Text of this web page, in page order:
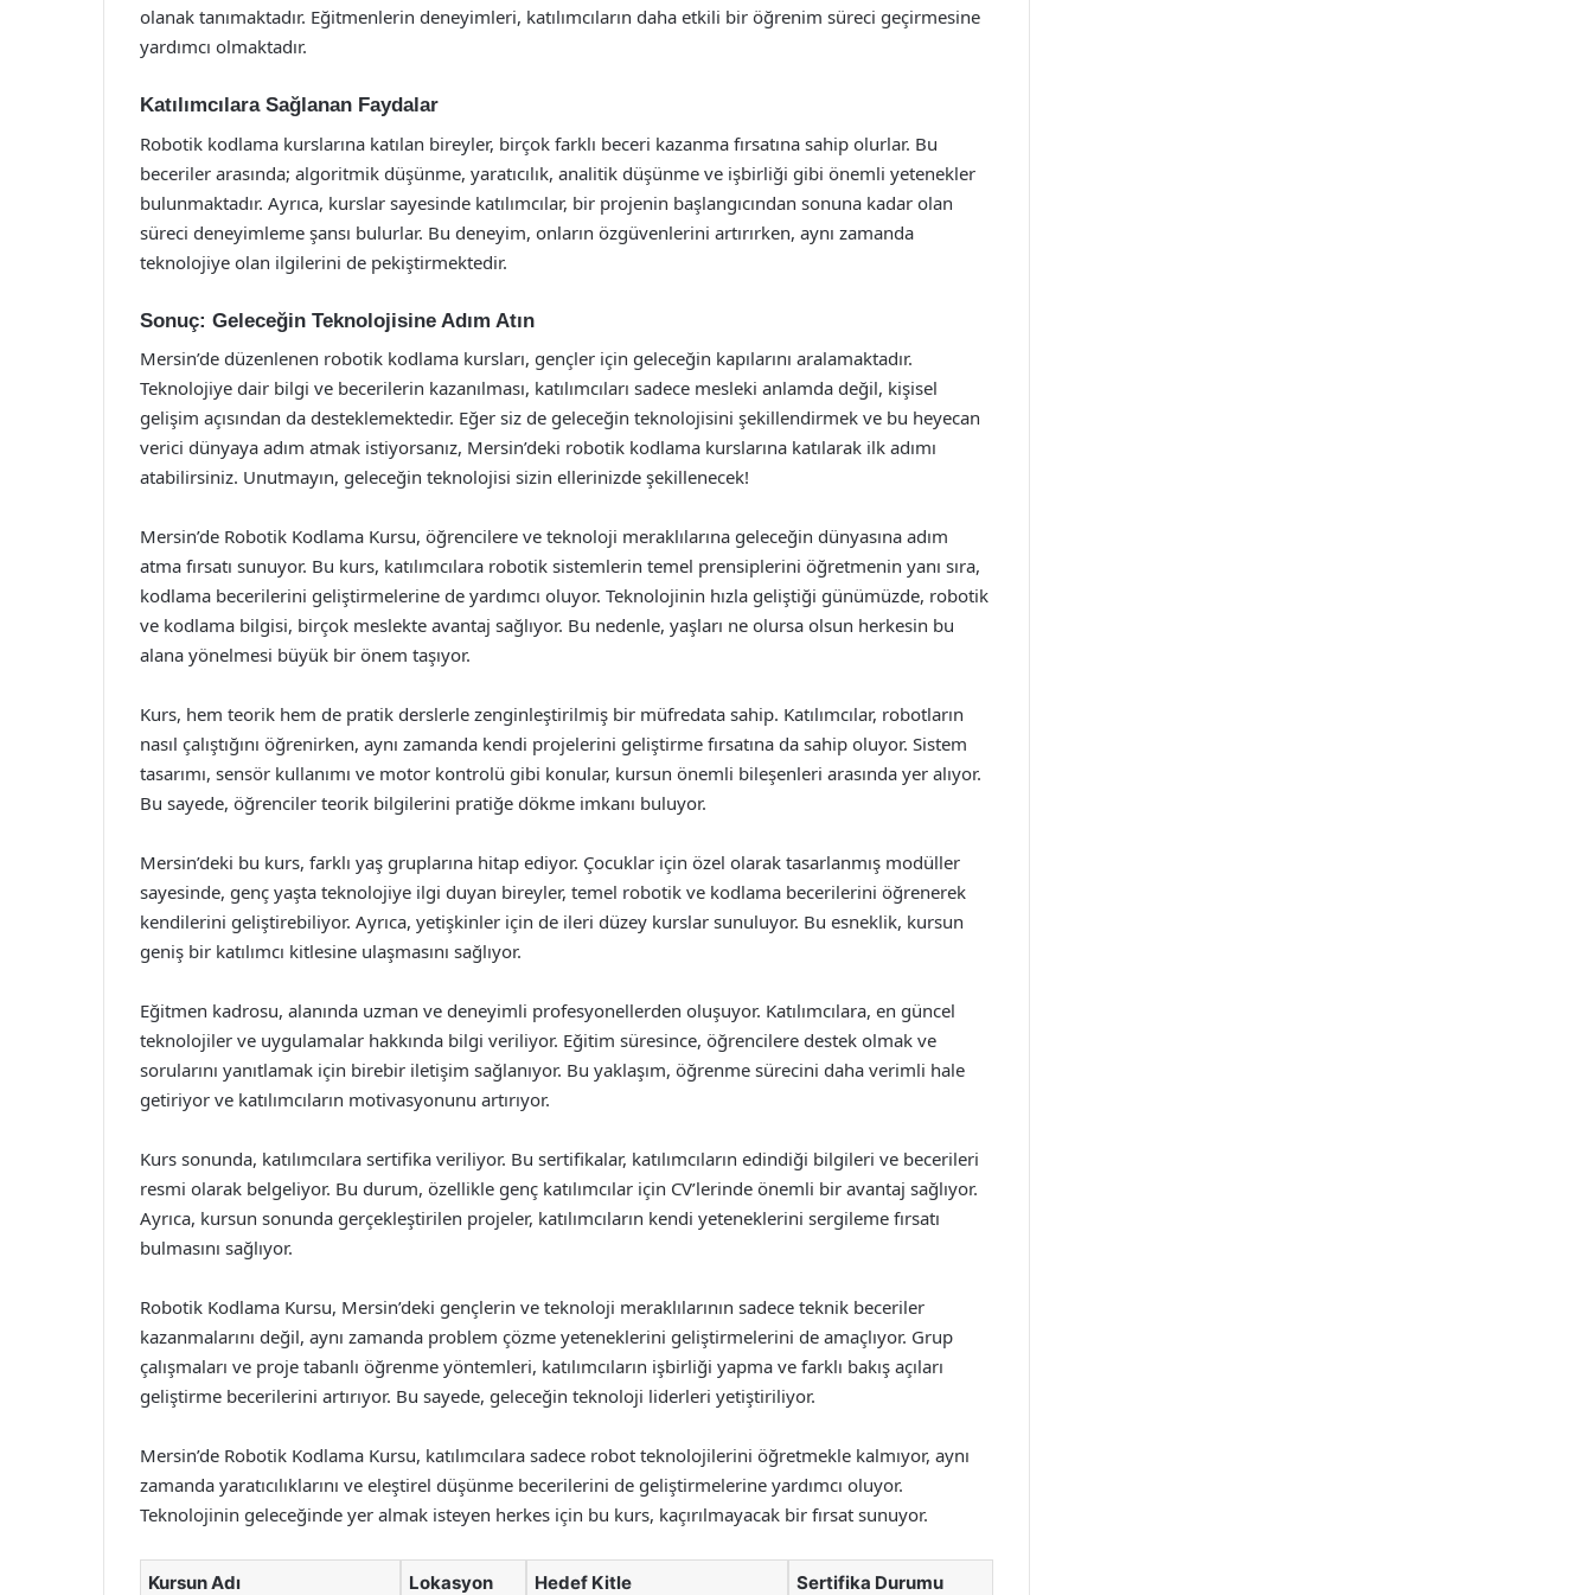
olanak tanımaktadır. Eğitmenlerin deneyimleri, katılımcıların daha etkili bir öğrenim süreci geçirmesine
yardımcı olmaktadır.
Katılımcılara Sağlanan Faydalar
Robotik kodlama kurslarına katılan bireyler, birçok farklı beceri kazanma fırsatına sahip olurlar. Bu
beceriler arasında; algoritmik düşünme, yaratıcılık, analitik düşünme ve işbirliği gibi önemli yetenekler
bulunmaktadır. Ayrıca, kurslar sayesinde katılımcılar, bir projenin başlangıcından sonuna kadar olan
süreci deneyimleme şansı bulurlar. Bu deneyim, onların özgüvenlerini artırırken, aynı zamanda
teknolojiye olan ilgilerini de pekiştirmektedir.
Sonuç: Geleceğin Teknolojisine Adım Atın
Mersin’de düzenlenen robotik kodlama kursları, gençler için geleceğin kapılarını aralamaktadır.
Teknolojiye dair bilgi ve becerilerin kazanılması, katılımcıları sadece mesleki anlamda değil, kişisel
gelişim açısından da desteklemektedir. Eğer siz de geleceğin teknolojisini şekillendirmek ve bu heyecan
verici dünyaya adım atmak istiyorsanız, Mersin’deki robotik kodlama kurslarına katılarak ilk adımı
atabilirsiniz. Unutmayın, geleceğin teknolojisi sizin ellerinizde şekillenecek!
Mersin’de Robotik Kodlama Kursu, öğrencilere ve teknoloji meraklılarına geleceğin dünyasına adım
atma fırsatı sunuyor. Bu kurs, katılımcılara robotik sistemlerin temel prensiplerini öğretmenin yanı sıra,
kodlama becerilerini geliştirmelerine de yardımcı oluyor. Teknolojinin hızla geliştiği günümüzde, robotik
ve kodlama bilgisi, birçok meslekte avantaj sağlıyor. Bu nedenle, yaşları ne olursa olsun herkesin bu
alana yönelmesi büyük bir önem taşıyor.
Kurs, hem teorik hem de pratik derslerle zenginleştirilmiş bir müfredata sahip. Katılımcılar, robotların
nasıl çalıştığını öğrenirken, aynı zamanda kendi projelerini geliştirme fırsatına da sahip oluyor. Sistem
tasarımı, sensör kullanımı ve motor kontrolü gibi konular, kursun önemli bileşenleri arasında yer alıyor.
Bu sayede, öğrenciler teorik bilgilerini pratiğe dökme imkanı buluyor.
Mersin’deki bu kurs, farklı yaş gruplarına hitap ediyor. Çocuklar için özel olarak tasarlanmış modüller
sayesinde, genç yaşta teknolojiye ilgi duyan bireyler, temel robotik ve kodlama becerilerini öğrenerek
kendilerini geliştirebiliyor. Ayrıca, yetişkinler için de ileri düzey kurslar sunuluyor. Bu esneklik, kursun
geniş bir katılımcı kitlesine ulaşmasını sağlıyor.
Eğitmen kadrosu, alanında uzman ve deneyimli profesyonellerden oluşuyor. Katılımcılara, en güncel
teknolojiler ve uygulamalar hakkında bilgi veriliyor. Eğitim süresince, öğrencilere destek olmak ve
sorularını yanıtlamak için birebir iletişim sağlanıyor. Bu yaklaşım, öğrenme sürecini daha verimli hale
getiriyor ve katılımcıların motivasyonunu artırıyor.
Kurs sonunda, katılımcılara sertifika veriliyor. Bu sertifikalar, katılımcıların edindiği bilgileri ve becerileri
resmi olarak belgeliyor. Bu durum, özellikle genç katılımcılar için CV’lerinde önemli bir avantaj sağlıyor.
Ayrıca, kursun sonunda gerçekleştirilen projeler, katılımcıların kendi yeteneklerini sergileme fırsatı
bulmasını sağlıyor.
Robotik Kodlama Kursu, Mersin’deki gençlerin ve teknoloji meraklılarının sadece teknik beceriler
kazanmalarını değil, aynı zamanda problem çözme yeteneklerini geliştirmelerini de amaçlıyor. Grup
çalışmaları ve proje tabanlı öğrenme yöntemleri, katılımcıların işbirliği yapma ve farklı bakış açıları
geliştirme becerilerini artırıyor. Bu sayede, geleceğin teknoloji liderleri yetiştiriliyor.
Mersin’de Robotik Kodlama Kursu, katılımcılara sadece robot teknolojilerini öğretmekle kalmıyor, aynı
zamanda yaratıcılıklarını ve eleştirel düşünme becerilerini de geliştirmelerine yardımcı oluyor.
Teknolojinin geleceğinde yer almak isteyen herkes için bu kurs, kaçırılmayacak bir fırsat sunuyor.
Kursun Adı Lokasyon Hedef Kitle Sertifika Durumu